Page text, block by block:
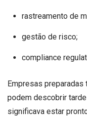
rastreamento de
gestão de risco;
compliance
Empresas
podem descobrir
significava estar